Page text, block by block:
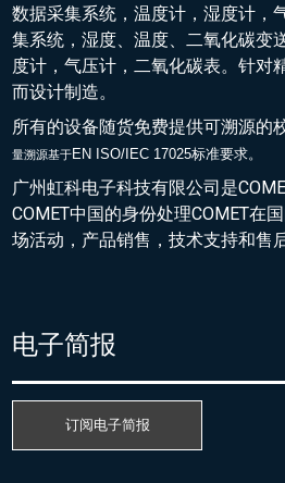
数据采集系统，温度计，湿度计，
集系统，湿度、温度、二氧化碳变
度计，气压计，二氧化碳表。针对
而设计制造。
所有的设备随货免费提供可溯源的
量溯源基于EN ISO/IEC 17025标准要求。
广州虹科电子科技有限公司是
COMET中国的身份处理COMET在
场活动，产品销售，技术支持和售
电子简报
订阅电子简报